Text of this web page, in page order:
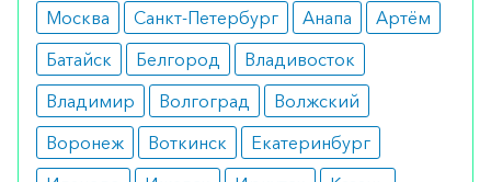
наличие непереносимости ингредиентов
медикамента;
тяжелая аллергия на пенициллин или
другие β-лактамы в анамнезе;
дети в возрасте до 6 лет.
Как принимать
Москва
Санкт-Петербург Анапа
Артём
Батайск
Белгород
Владивосток
Владимир
Волгоград
Волжский
Воронеж
Воткинск
Екатеринбург